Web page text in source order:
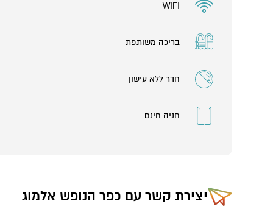
WIFI
בריכה משותפת
חדר ללא עישון
חניה חינם
יצירת קשר עם כפר הנופש אלמוג